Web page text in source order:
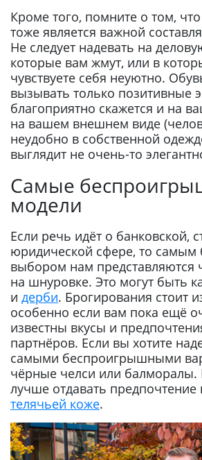
Кроме того, помните о том,
тоже является важной
Не следует надевать на
которые вам жмут, или в
чувствуете себя неуютно.
вызывать только позитивные
благоприятно скажется и на
на вашем внешнем виде
неудобно в собственной
выглядит не очень-то
Самые
модели
Если речь идёт о банковской,
юридической сфере, то самым
выбором нам представляются
на шнуровке. Это могут быть
и дерби. Брогирования стоит
особенно если вам пока ещё
известны вкусы и
партнёров. Если вы хотите
самыми беспроигрышными
чёрные челси или балморалы.
лучше отдавать предпочтение
телячьей коже.